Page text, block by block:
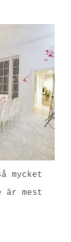
mycket
är mest